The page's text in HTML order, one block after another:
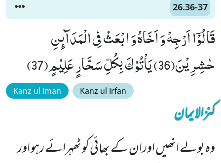
26.36-37
قَالُوْۤا اَرْجِهْ وَ اَخَاهُ وَ ابْعَثْ فِی الْمَدَآىٕنِ
حٰشِرِیْنَ(36) یَاْتُوْكَ بِكُلِّ سَحَّارٍ عَلِیْمٍ(37)
Kanz ul Iman Kanz ul Irfan
کنزالایمان
وہ بولے انھیں اوران کے بھائی کو ٹھہرائے رہو اور